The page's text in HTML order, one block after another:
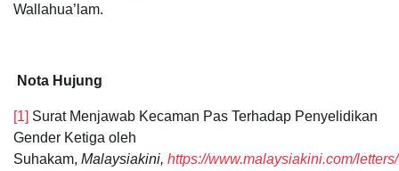
Wallahua’lam.
Nota Hujung
[1] Surat Menjawab Kecaman Pas Terhadap Penyelidikan
Gender Ketiga oleh
Suhakam, Malaysiakini, https://www.malaysiakini.com/